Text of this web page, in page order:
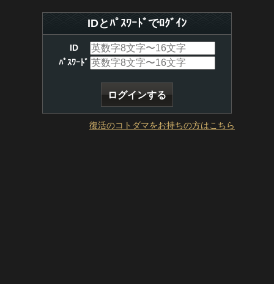
IDとﾊﾟｽﾜｰﾄﾞでﾛｸﾞｲﾝ
ID
ﾊﾟｽﾜｰﾄﾞ
復活のコトダマをお持ちの方はこちら